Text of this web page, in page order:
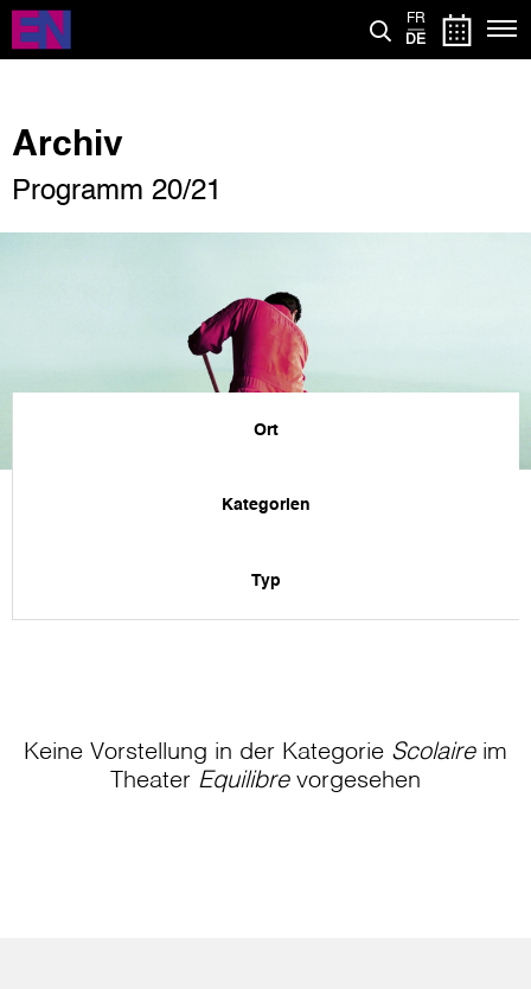
Direkt
zum
Inhalt
FR
DE
Archiv
Programm 20/21
Ort
Kategorien
Typ
Keine Vorstellung in der Kategorie Scolaireim
Theater Equilibrevorgesehen